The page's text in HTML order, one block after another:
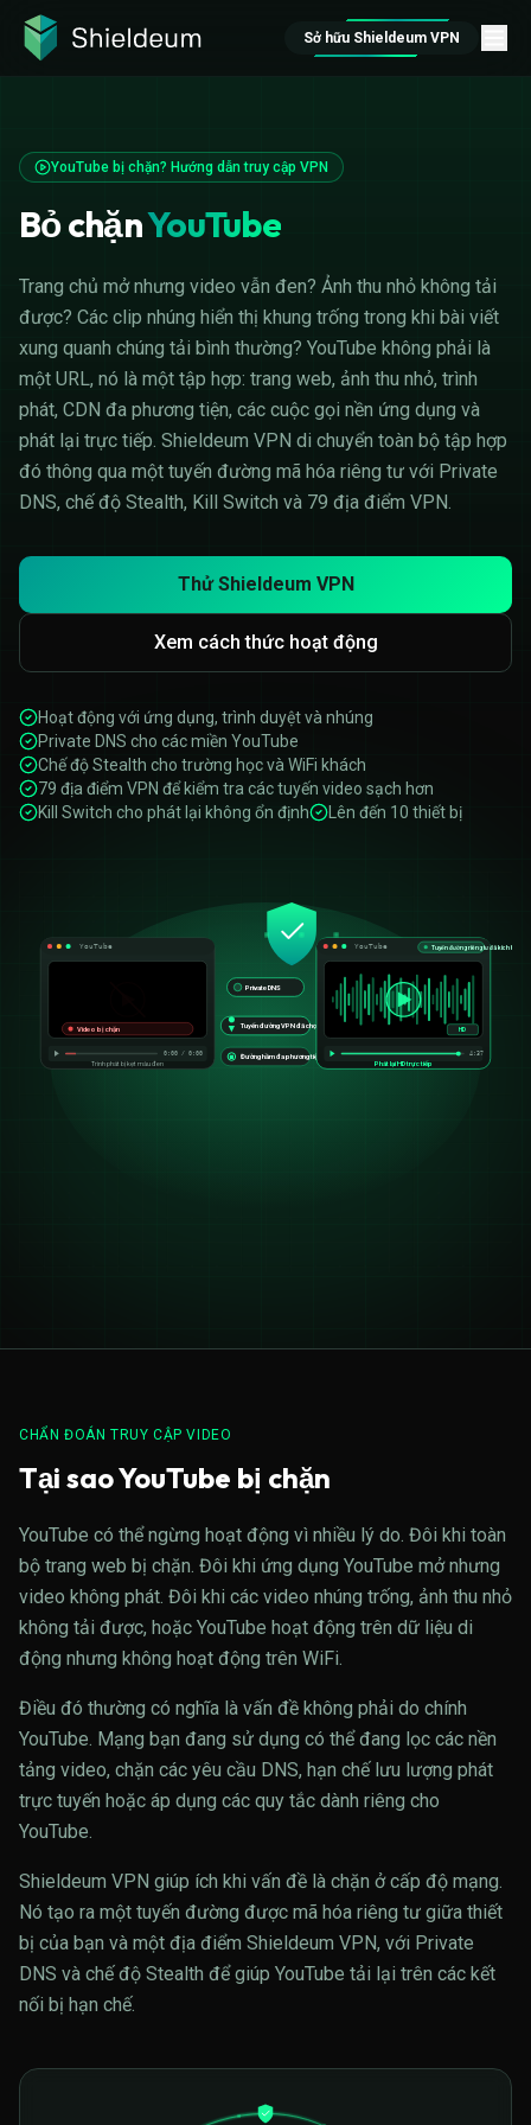
Sở hữu Shieldeum VPN
YouTube bị chặn? Hướng dẫn truy cập VPN
Bỏ chặnYouTube
Trang chủ mở nhưng video vẫn đen? Ảnh thu nhỏ không tải
được? Các clip nhúng hiển thị khung trống trong khi bài viết
xung quanh chúng tải bình thường? YouTube không phải là
một URL, nó là một tập hợp: trang web, ảnh thu nhỏ, trình
phát, CDN đa phương tiện, các cuộc gọi nền ứng dụng và
phát lại trực tiếp. Shieldeum VPN di chuyển toàn bộ tập hợp
đó thông qua một tuyến đường mã hóa riêng tư với Private
DNS, chế độ Stealth, Kill Switch và 79 địa điểm VPN.
Thử Shieldeum VPN
Xem cách thức hoạt động
Hoạt động với ứng dụng, trình duyệt và nhúng
Private DNS cho các miền YouTube
Chế độ Stealth cho trường học và WiFi khách
79 địa điểm VPN để kiểm tra các tuyến video sạch hơn
Kill Switch cho phát lại không ổn định
Lên đến 10 thiết bị
YouTube
Video bị chặn
0:00 / 0:00
Trình phát bị kẹt màu đen
Private DNS
Tuyến đường VPN đã chọn
Đường hầm đa phương tiện được mã hóa
YouTube Tuyến đường riêng tư đã kích hoạt
HD
4:37
Phát lại HD trực tiếp
CHẨN ĐOÁN TRUY CẬP VIDEO
Tại sao YouTube bị chặn
YouTube có thể ngừng hoạt động vì nhiều lý do. Đôi khi toàn
bộ trang web bị chặn. Đôi khi ứng dụng YouTube mở nhưng
video không phát. Đôi khi các video nhúng trống, ảnh thu nhỏ
không tải được, hoặc YouTube hoạt động trên dữ liệu di
động nhưng không hoạt động trên WiFi.
Điều đó thường có nghĩa là vấn đề không phải do chính
YouTube. Mạng bạn đang sử dụng có thể đang lọc các nền
tảng video, chặn các yêu cầu DNS, hạn chế lưu lượng phát
trực tuyến hoặc áp dụng các quy tắc dành riêng cho
YouTube.
Shieldeum VPN giúp ích khi vấn đề là chặn ở cấp độ mạng.
Nó tạo ra một tuyến đường được mã hóa riêng tư giữa thiết
bị của bạn và một địa điểm Shieldeum VPN, với Private
DNS và chế độ Stealth để giúp YouTube tải lại trên các kết
nối bị hạn chế.